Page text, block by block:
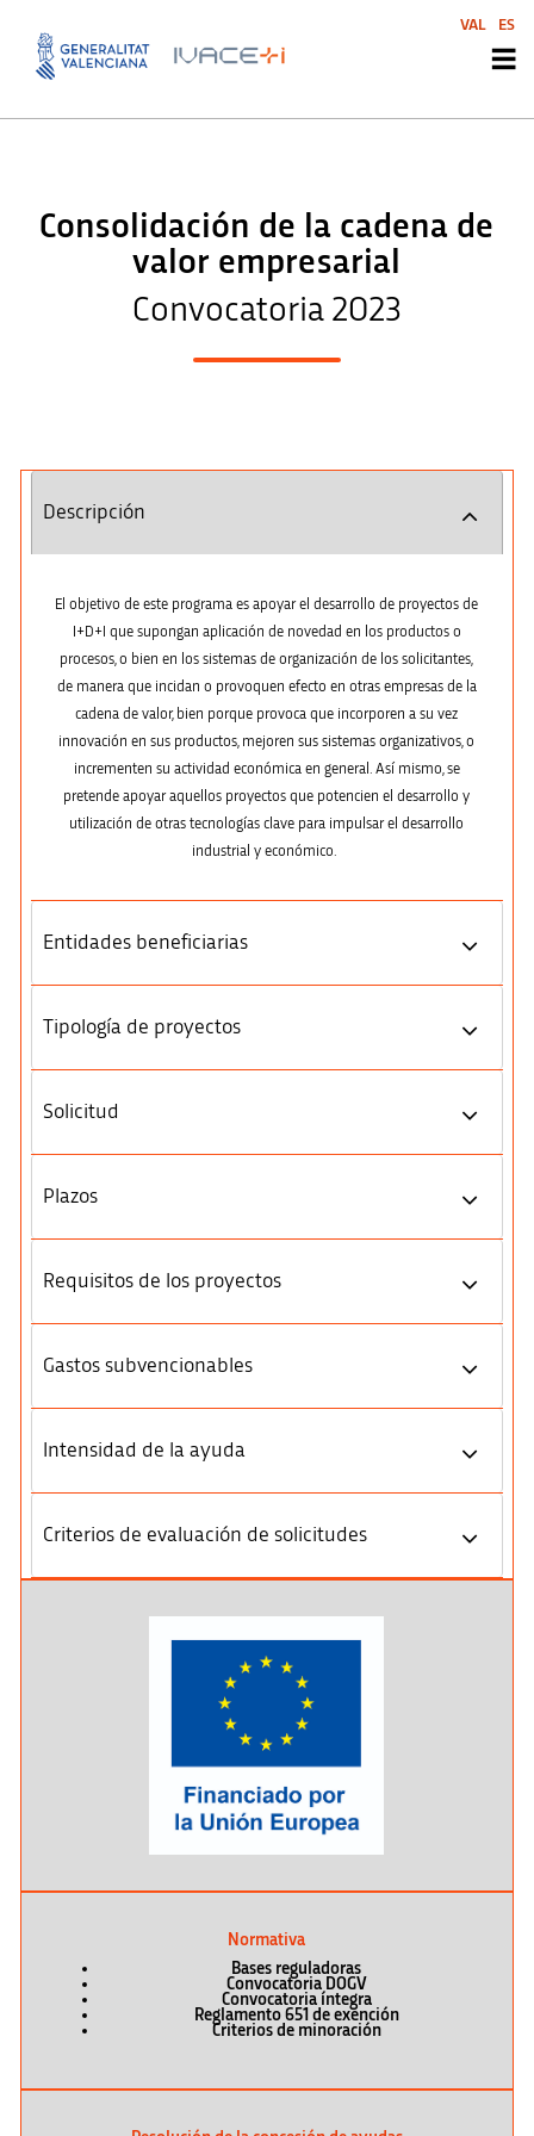
Consolidación de la cadena de
valor empresarial
Convocatoria 2023
Descripción
El objetivo de este programa es apoyar el desarrollo de proyectos de
I+D+I que supongan aplicación de novedad en los productos o
procesos, o bien en los sistemas de organización de los solicitantes,
de manera que incidan o provoquen efecto en otras empresas de la
cadena de valor, bien porque provoca que incorporen a su vez
innovación en sus productos, mejoren sus sistemas organizativos, o
incrementen su actividad económica en general. Así mismo, se
pretende apoyar aquellos proyectos que potencien el desarrollo y
utilización de otras tecnologías clave para impulsar el desarrollo
industrial y económico.
Entidades beneficiarias
Tipología de proyectos
Solicitud
Plazos
Requisitos de los proyectos
Gastos subvencionables
Intensidad de la ayuda
Criterios de evaluación de solicitudes
Normativa
Bases reguladoras
Convocatoria DOGV
Convocatoria íntegra
Reglamento 651 de exención
Criterios de minoración
VAL ES